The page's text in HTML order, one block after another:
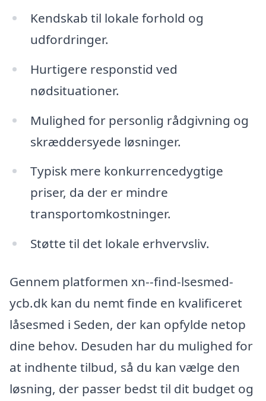
Kendskab til lokale forhold og
udfordringer.
Hurtigere responstid ved
nødsituationer.
Mulighed for personlig rådgivning og
skræddersyede løsninger.
Typisk mere konkurrencedygtige
priser, da der er mindre
transportomkostninger.
Støtte til det lokale erhvervsliv.
Gennem platformen xn--find-lsesmed-
ycb.dk kan du nemt finde en kvalificeret
låsesmed i Seden, der kan opfylde netop
dine behov. Desuden har du mulighed for
at indhente tilbud, så du kan vælge den
løsning, der passer bedst til dit budget og